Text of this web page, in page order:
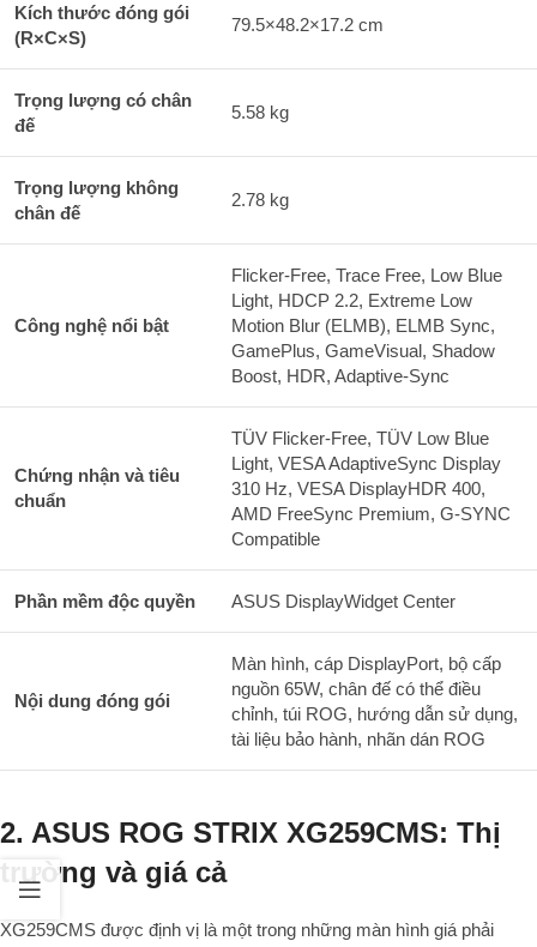
Kích thước đóng gói
(R×C×S)
79.5×48.2×17.2 cm
Trọng lượng có chân
đế
5.58 kg
Trọng lượng không
chân đế
2.78 kg
Công nghệ nổi bật
Flicker-Free, Trace Free, Low Blue
Light, HDCP 2.2, Extreme Low
Motion Blur (ELMB), ELMB Sync,
GamePlus, GameVisual, Shadow
Boost, HDR, Adaptive-Sync
Chứng nhận và tiêu
chuẩn
TÜV Flicker-Free, TÜV Low Blue
Light, VESA AdaptiveSync Display
310 Hz, VESA DisplayHDR 400,
AMD FreeSync Premium, G-SYNC
Compatible
Phần mềm độc quyền ASUS DisplayWidget Center
Nội dung đóng gói
Màn hình, cáp DisplayPort, bộ cấp
nguồn 65W, chân đế có thể điều
chỉnh, túi ROG, hướng dẫn sử dụng,
tài liệu bảo hành, nhãn dán ROG
2. ASUS ROG STRIX XG259CMS: Thị
trường và giá cả
XG259CMS được định vị là một trong những màn hình giá phải